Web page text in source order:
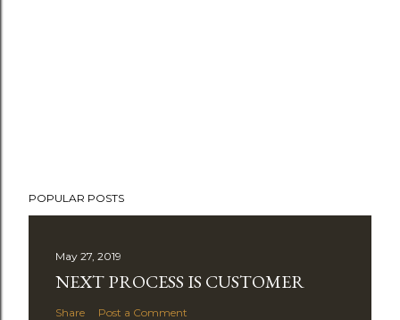
POPULAR POSTS
May 27, 2019
NEXT PROCESS IS CUSTOMER
Share Post a Comment